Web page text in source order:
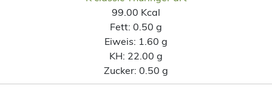
99.00 Kcal
Fett: 0.50 g
Eiweis: 1.60 g
KH: 22.00 g
Zucker: 0.50 g